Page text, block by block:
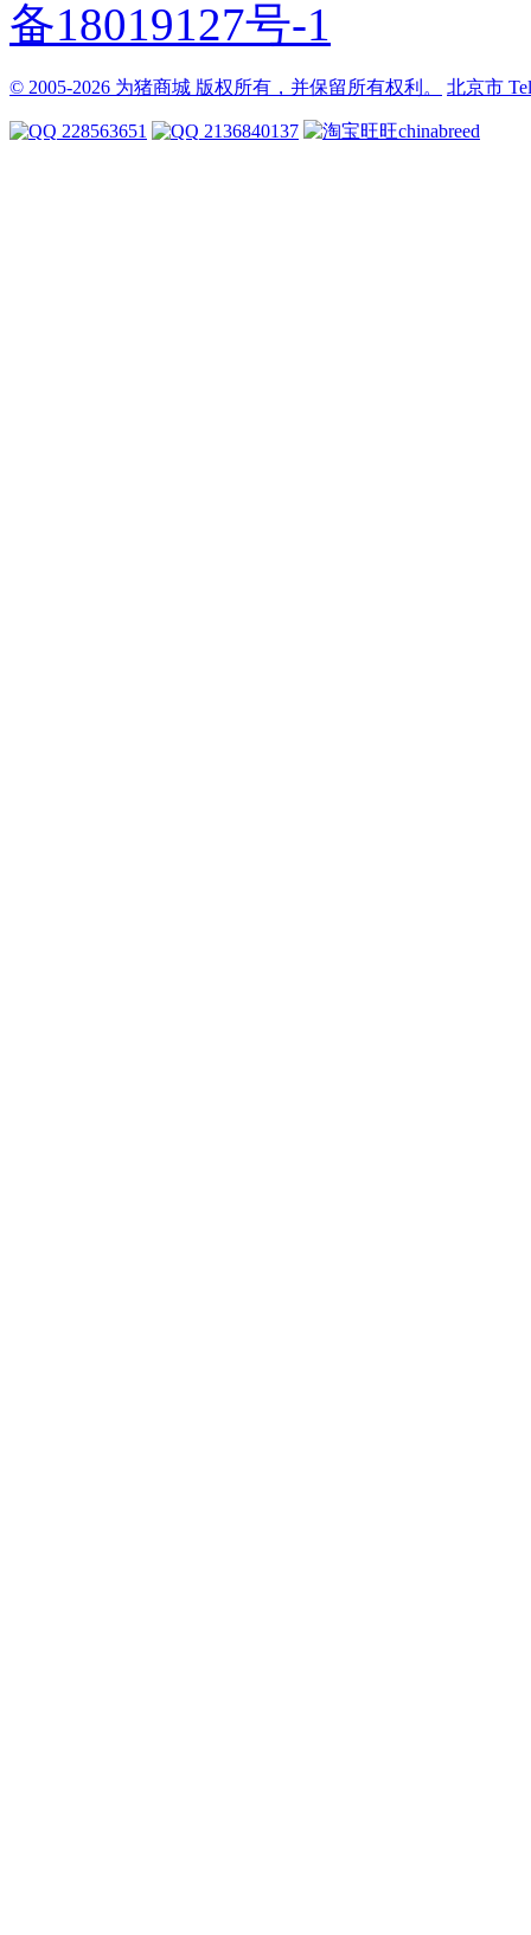
备18019127号-1
© 2005-2026 为猪商城 版权所有，并保留所有权利。 北京市
228563651 2136840137 chinabreed